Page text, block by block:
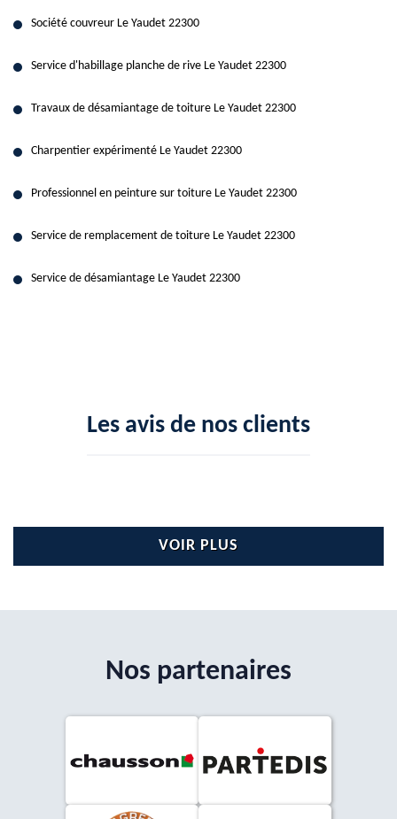
Société couvreur Le Yaudet 22300
Service d'habillage planche de rive Le Yaudet 22300
Travaux de désamiantage de toiture Le Yaudet 22300
Charpentier expérimenté Le Yaudet 22300
Professionnel en peinture sur toiture Le Yaudet 22300
Service de remplacement de toiture Le Yaudet 22300
Service de désamiantage Le Yaudet 22300
Les avis de nos clients
VOIR PLUS
Nos partenaires